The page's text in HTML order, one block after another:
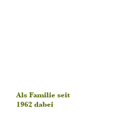
Als Familie seit
1962 dabei